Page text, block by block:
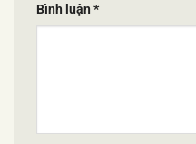
Bình luận *